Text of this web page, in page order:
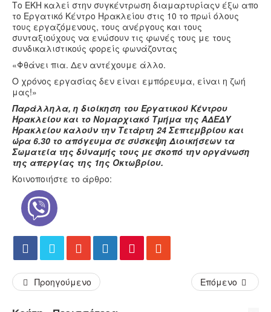
Το ΕΚΗ καλεί στην συγκέντρωση διαμαρτυρίαςν έξω απο
το Εργατικό Κέντρο Ηρακλείου στις 10 το πρωί όλους
τους εργαζόμενους, τους ανέργους και τους
συνταξιούχους να ενώσουν τις φωνές τους με τους
συνδικαλιστικούς φορείς φωνάζοντας
«Φθάνει πια. Δεν αντέχουμε άλλο.
Ο χρόνος εργασίας δεν είναι εμπόρευμα, είναι η ζωή
μας!»
Παράλληλα, η διοίκηση του Εργατικού Κέντρου
Ηρακλείου και το Νομαρχιακό Τμήμα της ΑΔΕΔΥ
Ηρακλείου καλούν την Τετάρτη 24 Σεπτεμβρίου και
ώρα 6.30 το απόγευμα σε σύσκεψη Διοικήσεων τα
Σωματεία της δύναμής τους με σκοπό την οργάνωση
της απεργίας της 1ης Οκτωβρίου.
Κοινοποιήστε το άρθρο:
Προηγούμενο Επόμενο